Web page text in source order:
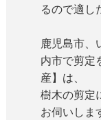
るので適し
鹿児島市、
内市で剪定
産】は、
樹木の剪定
お伺いしま